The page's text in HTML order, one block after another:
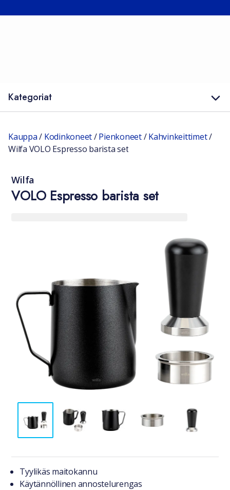
Kategoriat
Kauppa/ Kodinkoneet/Pienkoneet/Kahvinkeittimet/
Wilfa VOLO Espresso barista set
VOLO Espresso barista set
Wilfa
Tuotteesta lyhyesti
Tyylikäs maitokannu
Käytännöllinen annostelurengas